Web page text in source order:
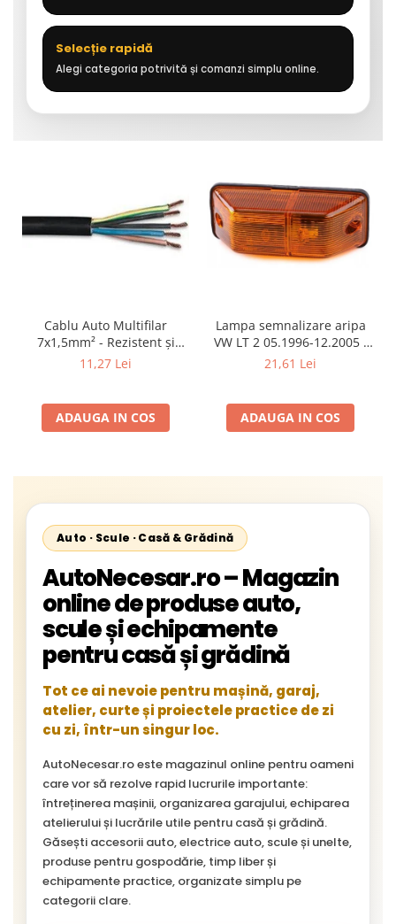
Selecție rapidă
Alegi categoria potrivită și comanzi simplu online.
Cablu Auto Multifilar
7x1,5mm² - Rezistent și
Flexibil pentru Remorci 12V-
11,27 Lei
ADAUGA IN COS
Lampa semnalizare aripa
VW LT 2 05.1996-12.2005 ;
Mercedes Sprinter 1995-
Neoplan Euroliner,
Starliner,Centroliner,
21,61 Lei
ADAUGA IN COS
Auto · Scule · Casă & Grădină
AutoNecesar.ro – Magazin
online de produse auto,
scule și echipamente
pentru casă și grădină
Tot ce ai nevoie pentru mașină, garaj,
atelier, curte și proiectele practice de zi
cu zi, într-un singur loc.
AutoNecesar.ro este magazinul online pentru oameni
care vor să rezolve rapid lucrurile importante:
întreținerea mașinii, organizarea garajului, echiparea
atelierului și lucrările utile pentru casă și grădină.
Găsești accesorii auto, electrice auto, scule și unelte,
produse pentru gospodărie, timp liber și
echipamente practice, organizate simplu pe
categorii clare.